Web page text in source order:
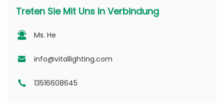
MDL-Serie
NSDL-Serie
DL-Serie
PV-Serie
PD -Serie
CL-Serie
veränderbare Öffnung
Serie D - Punktlicht-Leitplatte
Treten Sie Mit Uns In Verbindung
Ms. He
info@vitallighting.com
13516608645